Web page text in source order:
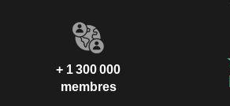
+ 1 300 000
membres